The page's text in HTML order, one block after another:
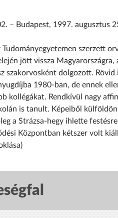
– Budapest, 1997. augusztus
Tudományegyetemen szerzett
jött vissza
szakorvosként dolgozott.
1980-ban, de ennek
kollégákat. Rendkívül nagy
is tanult. Képeiből
a Strázsa-hegy ihlette
Központban kétszer volt